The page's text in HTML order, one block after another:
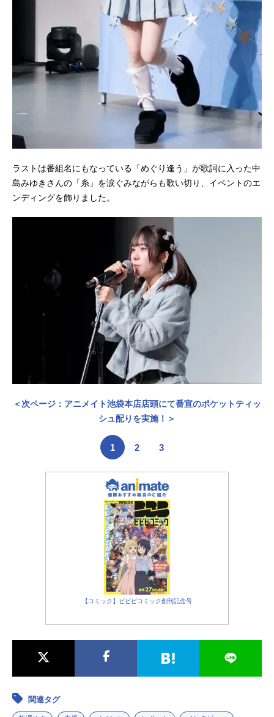
ラストは番組名にもなっている「めぐり逢う」が歌詞に入った中
島みゆきさんの「糸」を涙ぐみながらも歌い切り、イベントのエ
ンディングを飾りました。
＜次ページ：アニメイト池袋本店店頭にて番宣のポケットティッ
シュ配りを実施！＞
1 2 3
【コミック】ビビビコミック創刊記念号
関連タグ